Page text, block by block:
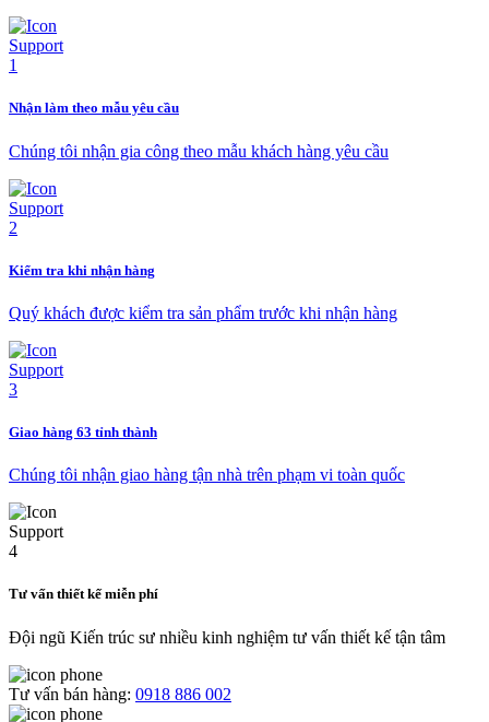
Nhận làm theo mẫu yêu cầu
Chúng tôi nhận gia công theo mẫu khách hàng yêu cầu
Kiểm tra khi nhận hàng
Quý khách được kiểm tra sản phẩm trước khi nhận hàng
Giao hàng 63 tỉnh thành
Chúng tôi nhận giao hàng tận nhà trên phạm vi toàn quốc
Tư vấn thiết kế miễn phí
Đội ngũ Kiến trúc sư nhiều kinh nghiệm tư vấn thiết kế tận tâm
Tư vấn bán hàng: 0918 886 002